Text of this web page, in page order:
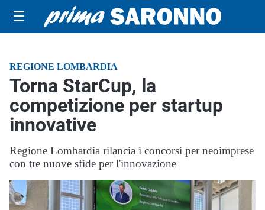
☰
REGIONE LOMBARDIA
Torna StarCup, la
competizione per startup
innovative
Regione Lombardia rilancia i concorsi per neoimprese
con tre nuove sfide per l'innovazione